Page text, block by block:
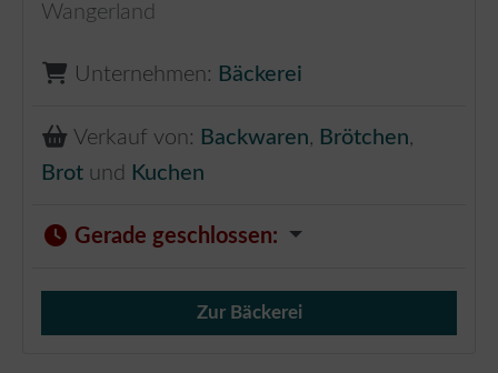
Wangerland
Unternehmen: Bäckerei
Verkauf von: Backwaren, Brötchen,
Brot und Kuchen
Gerade geschlossen:
Verkauf von Brötchen,
Zur Bäckerei